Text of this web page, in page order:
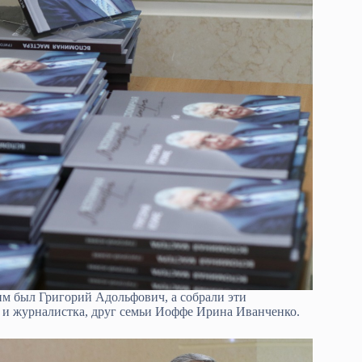
был Григорий Адольфович, а собрали эти
журналистка, друг семьи Иоффе Ирина Иванченко.